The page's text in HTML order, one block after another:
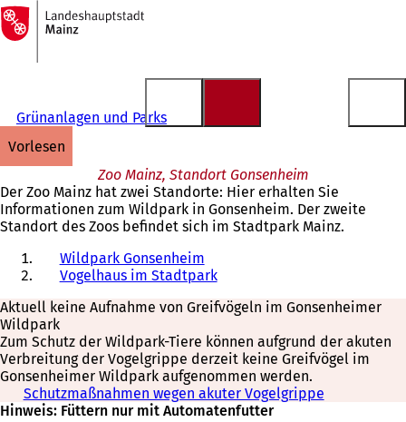
Inhalt anspringen
Zur
Startseite
Grünanlagen und Parks
vorlesen
Zoo Mainz, Standort Gonsenheim
Der Zoo Mainz hat zwei Standorte: Hier erhalten Sie
Informationen zum Wildpark in Gonsenheim. Der zweite
Standort des Zoos befindet sich im Stadtpark Mainz.
Wildpark Gonsenheim
Vogelhaus im Stadtpark
Aktuell keine Aufnahme von Greifvögeln im Gonsenheimer
Wildpark
Zum Schutz der Wildpark-Tiere können aufgrund der akuten
Verbreitung der Vogelgrippe derzeit keine Greifvögel im
Gonsenheimer Wildpark aufgenommen werden.
Schutzmaßnahmen wegen akuter Vogelgrippe
Hinweis: Füttern nur mit Automatenfutter